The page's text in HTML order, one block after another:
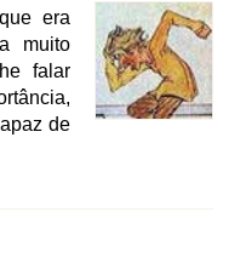
dia,
no
era
muito
falar
de
lhe